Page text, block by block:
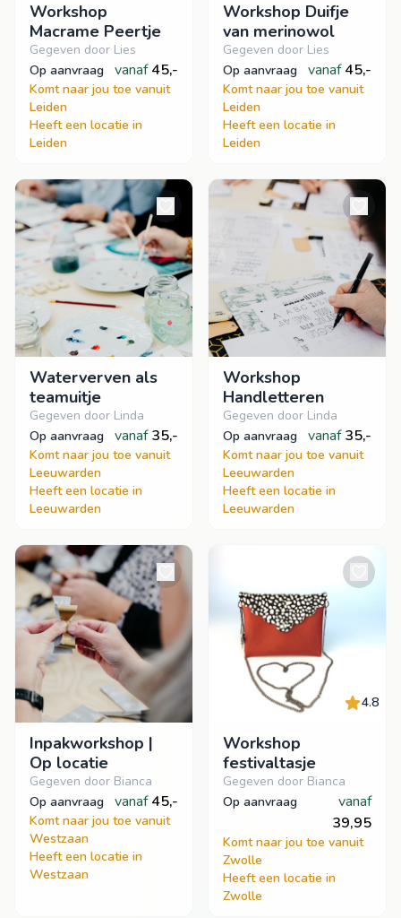
Workshop
Macrame Peertje
Gegeven door Lies
op aanvraag
vanaf 45,-
Komt naar jou toe vanuit
Leiden
Heeft een locatie in
Leiden
Workshop Duifje
van merinowol
Gegeven door Lies
op aanvraag
vanaf 45,-
Komt naar jou toe vanuit
Leiden
Heeft een locatie in
Leiden
Waterverven als
teamuitje
Gegeven door Linda
op aanvraag
vanaf 35,-
Komt naar jou toe vanuit
Leeuwarden
Heeft een locatie in
Leeuwarden
Workshop
Handletteren
Gegeven door Linda
op aanvraag
vanaf 35,-
Komt naar jou toe vanuit
Leeuwarden
Heeft een locatie in
Leeuwarden
Inpakworkshop |
Op locatie
Gegeven door Bianca
op aanvraag
vanaf 45,-
Komt naar jou toe vanuit
Westzaan
Heeft een locatie in
Westzaan
4.8
Workshop
festivaltasje
Gegeven door Bianca
op aanvraag
vanaf
39,95
Komt naar jou toe vanuit
Zwolle
Heeft een locatie in
Zwolle